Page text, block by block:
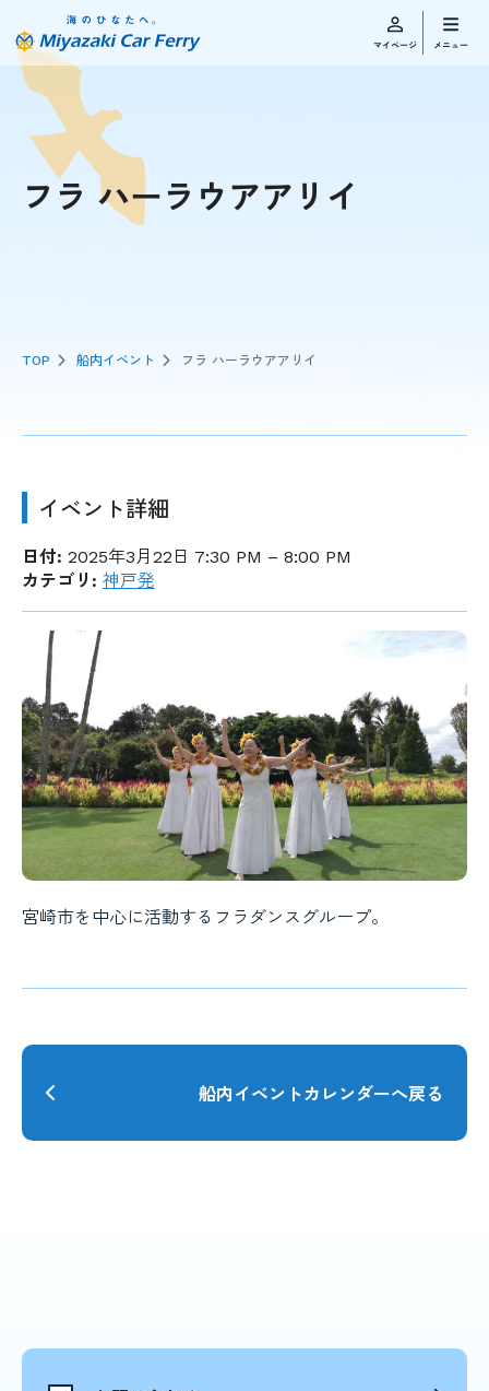
フラ ハーラウアアリイ
TOP 船内イベント フラ ハーラウアアリイ
イベント詳細
日付: 2025年3月22日 7:30 PM – 8:00 PM
カテゴリ: 神戸発
宮崎市を中心に活動するフラダンスグループ。
船内イベントカレンダーへ戻る